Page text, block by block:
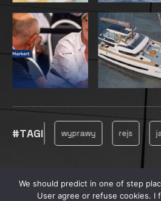
#TAGI wyprawy rejs
© 2025,
We should predict in one of step
User agree or refuse cookies. I